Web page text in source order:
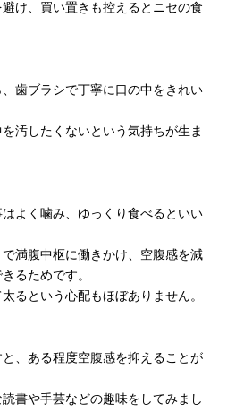
け、買い置きも控えるとニセの食
歯ブラシで丁寧に口の中をきれい
汚したくないという気持ちが生ま
よく噛み、ゆっくり食べるといい
満腹中枢に働きかけ、空腹感を減
るためです。
るという心配もほぼありません。
、ある程度空腹感を抑えることが
書や手芸などの趣味をしてみまし